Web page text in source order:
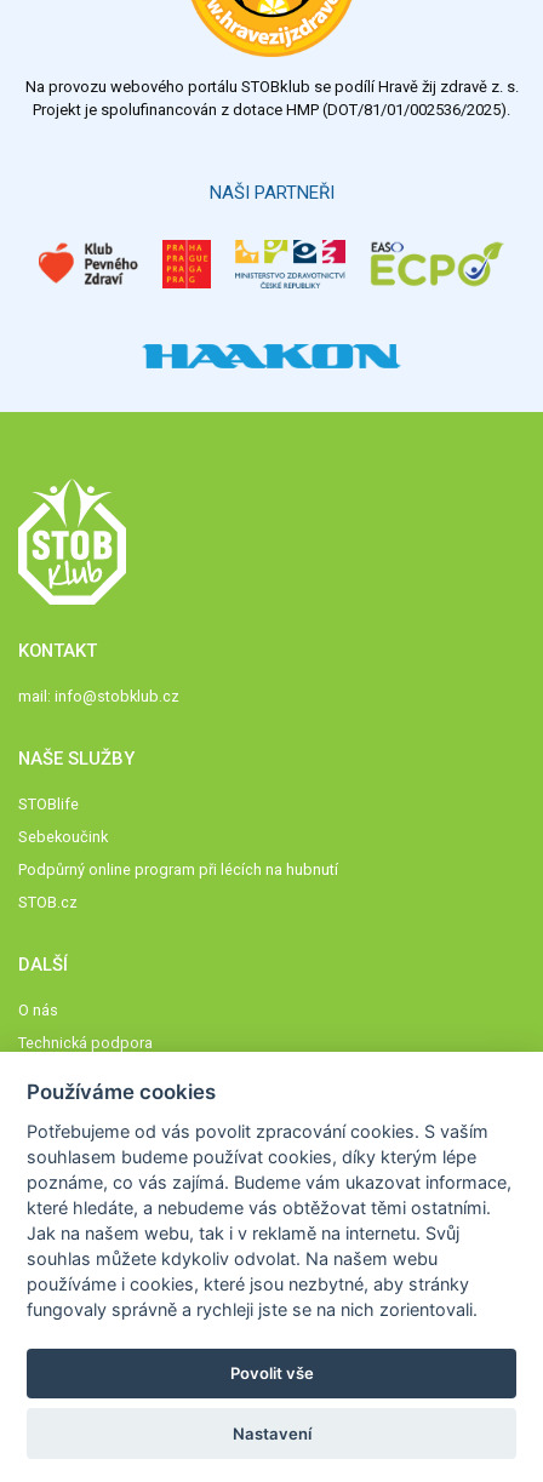
Výsledky Všechny ankety
Na provozu webového portálu STOBklub se podílí Hravě žij zdravě z. s.
Projekt je spolufinancován z dotace HMP (DOT/81/01/002536/2025).
NAŠI PARTNEŘI
KONTAKT
mail: info@stobklub.cz
NAŠE SLUŽBY
STOBlife
Sebekoučink
Podpůrný online program při lécích na hubnutí
STOB.cz
DALŠÍ
O nás
Technická podpora
Členové STOBklubu
Zásady nakládání s osobními údaji
Otestujte se
Spočítejte si
Výzva 52
WWW.HRAVEZIJZDRAVE.CZ
Používáme cookies
Potřebujeme od vás povolit zpracování cookies. S vaším
souhlasem budeme používat cookies, díky kterým lépe
poznáme,co vás zajímá. Budeme vám ukazovat informace,
které hledáte, a nebudeme vás obtěžovat těmi ostatními.
Jak na našem webu, tak i v reklamě na internetu. Svůj
souhlas můžete kdykoliv odvolat. Na našem webu
používáme i cookies, které jsou nezbytné, aby stránky
fungovaly správně a rychleji jste se na nich zorientovali.
Povolit vše
Nastavení